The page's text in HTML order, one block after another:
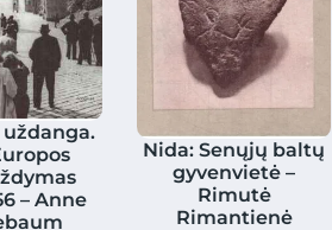
uždanga.
– Anne
Nida: Senųjų baltų
gyvenvietė –
Rimutė
Rimantienė